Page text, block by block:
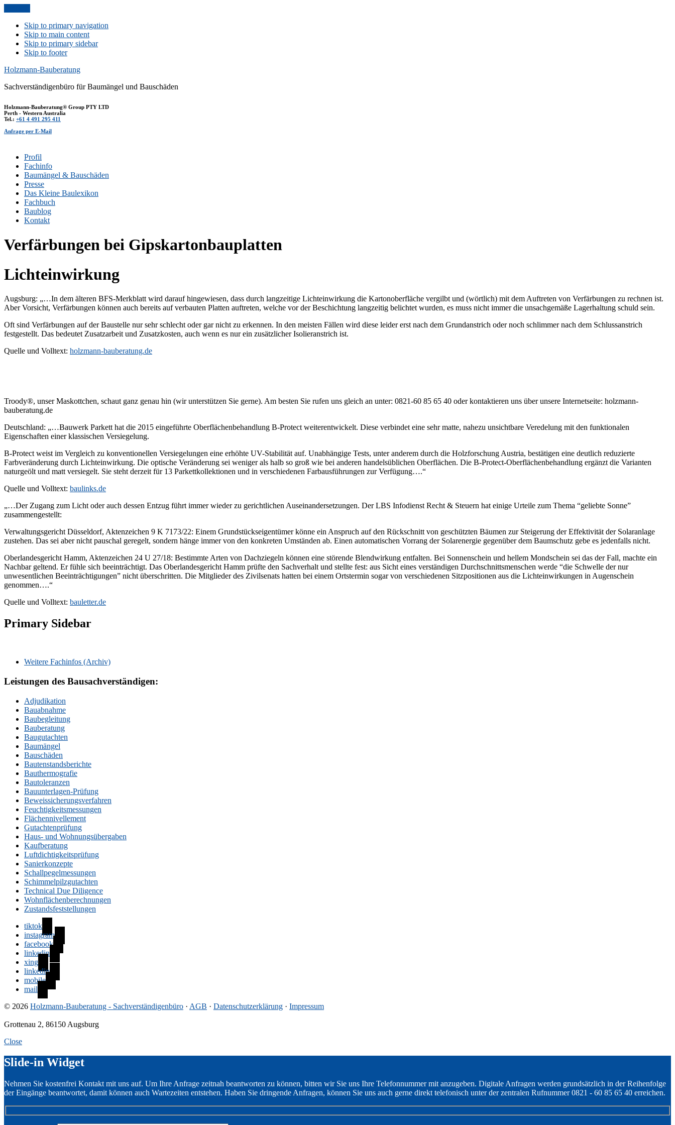
Skip to primary navigation
Skip to main content
Skip to primary sidebar
Skip to footer
Holzmann-Bauberatung
Sachverständigenbüro für Baumängel und Bauschäden
Holzmann-Bauberatung® Group PTY LTD
Perth - Western Australia
Tel.: +61 4 491 295 411
Anfrage per E-Mail
Profil
Fachinfo
Baumängel & Bauschäden
Presse
Das Kleine Baulexikon
Fachbuch
Baublog
Kontakt
Verfärbungen bei Gipskartonbauplatten
Lichteinwirkung
Augsburg: „…In dem älteren BFS-Merkblatt wird darauf hingewiesen, dass durch langzeitige Lichteinwirkung die Kartonoberfläche vergilbt und (wörtlich) mit dem Auftreten von Verfärbungen zu rechnen ist.
Aber Vorsicht, Verfärbungen können auch bereits auf verbauten Platten auftreten, welche vor der Beschichtung langzeitig belichtet wurden, es muss nicht immer die unsachgemäße Lagerhaltung schuld sein.
Oft sind Verfärbungen auf der Baustelle nur sehr schlecht oder gar nicht zu erkennen. In den meisten Fällen wird diese leider erst nach dem Grundanstrich oder noch schlimmer nach dem Schlussanstrich
festgestellt. Das bedeutet Zusatzarbeit und Zusatzkosten, auch wenn es nur ein zusätzlicher Isolieranstrich ist.
Quelle und Volltext: holzmann-bauberatung.de
Troody®, unser Maskottchen, schaut ganz genau hin (wir unterstützen Sie gerne). Am besten Sie rufen uns gleich an unter: 0821-60 85 65 40 oder kontaktieren uns über unsere Internetseite: holzmann-
bauberatung.de
Deutschland: „…Bauwerk Parkett hat die 2015 eingeführte Oberflächenbehandlung B-Protect weiterentwickelt. Diese verbindet eine sehr matte, nahezu unsichtbare Veredelung mit den funktionalen
Eigenschaften einer klassischen Versiegelung.
B-Protect weist im Vergleich zu konventionellen Versiegelungen eine erhöhte UV-Stabilität auf. Unabhängige Tests, unter anderem durch die Holzforschung Austria, bestätigen eine deutlich reduzierte
Farbveränderung durch Lichteinwirkung. Die optische Veränderung sei weniger als halb so groß wie bei anderen handelsüblichen Oberflächen. Die B-Protect-Oberflächenbehandlung ergänzt die Varianten
naturgeölt und matt versiegelt. Sie steht derzeit für 13 Parkettkollektionen und in verschiedenen Farbausführungen zur Verfügung….“
Quelle und Volltext: baulinks.de
„…Der Zugang zum Licht oder auch dessen Entzug führt immer wieder zu gerichtlichen Auseinandersetzungen. Der LBS Infodienst Recht & Steuern hat einige Urteile zum Thema “geliebte Sonne”
zusammengestellt:
Verwaltungsgericht Düsseldorf, Aktenzeichen 9 K 7173/22: Einem Grundstückseigentümer könne ein Anspruch auf den Rückschnitt von geschützten Bäumen zur Steigerung der Effektivität der Solaranlage
zustehen. Das sei aber nicht pauschal geregelt, sondern hänge immer von den konkreten Umständen ab. Einen automatischen Vorrang der Solarenergie gegenüber dem Baumschutz gebe es jedenfalls nicht.
Oberlandesgericht Hamm, Aktenzeichen 24 U 27/18: Bestimmte Arten von Dachziegeln können eine störende Blendwirkung entfalten. Bei Sonnenschein und hellem Mondschein sei das der Fall, machte ein
Nachbar geltend. Er fühle sich beeinträchtigt. Das Oberlandesgericht Hamm prüfte den Sachverhalt und stellte fest: aus Sicht eines verständigen Durchschnittsmenschen werde “die Schwelle der nur
unwesentlichen Beeinträchtigungen” nicht überschritten. Die Mitglieder des Zivilsenats hatten bei einem Ortstermin sogar von verschiedenen Sitzpositionen aus die Lichteinwirkungen in Augenschein
genommen….“
Quelle und Volltext: bauletter.de
Primary Sidebar
Weitere Fachinfos (Archiv)
Leistungen des Bausachverständigen:
Adjudikation
Bauabnahme
Baubegleitung
Bauberatung
Baugutachten
Baumängel
Bauschäden
Bautenstandsberichte
Bauthermografie
Bautoleranzen
Bauunterlagen-Prüfung
Beweissicherungsverfahren
Feuchtigkeitsmessungen
Flächennivellement
Gutachtenprüfung
Haus- und Wohnungsübergaben
Kaufberatung
Luftdichtigkeitsprüfung
Sanierkonzepte
Schallpegelmessungen
Schimmelpilzgutachten
Technical Due Diligence
Wohnflächenberechnungen
Zustandsfeststellungen
tiktok
instagram
facebook
linkedin
xing
linkedin
mobile
mail
© 2026 Holzmann-Bauberatung - Sachverständigenbüro · AGB · Datenschutzerklärung · Impressum
Grottenau 2, 86150 Augsburg
Close
Slide-in Widget
Nehmen Sie kostenfrei Kontakt mit uns auf. Um Ihre Anfrage zeitnah beantworten zu können, bitten wir Sie uns Ihre Telefonnummer mit anzugeben. Digitale Anfragen werden grundsätzlich in der Reihenfolge
der Eingänge beantwortet, damit können auch Wartezeiten entstehen. Haben Sie dringende Anfragen, können Sie uns auch gerne direkt telefonisch unter der zentralen Rufnummer 0821 - 60 85 65 40 erreichen.